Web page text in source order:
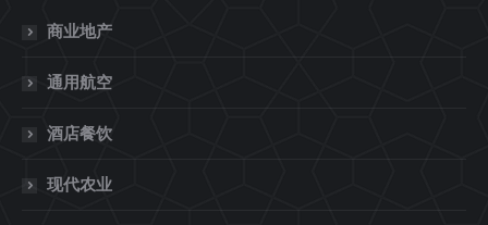
商业地产
通用航空
酒店餐饮
现代农业